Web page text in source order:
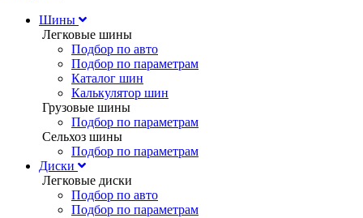
Шины
Легковые шины
Подбор по авто
Подбор по параметрам
Каталог шин
Калькулятор шин
Грузовые шины
Подбор по параметрам
Сельхоз шины
Подбор по параметрам
Диски
Легковые диски
Подбор по авто
Подбор по параметрам